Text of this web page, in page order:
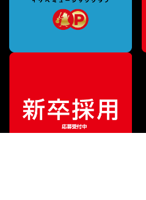
販売価格¥74,800（税込）